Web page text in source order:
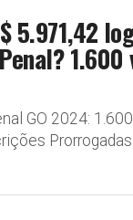
5.971,42
1.600
GO 2024:
Prorrogadas